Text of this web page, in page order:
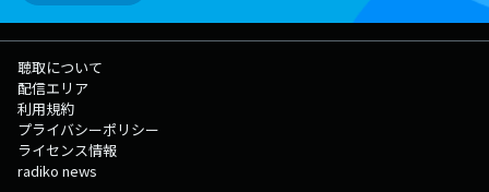
聴取について
配信エリア
利用規約
プライバシーポリシー
ライセンス情報
radiko news